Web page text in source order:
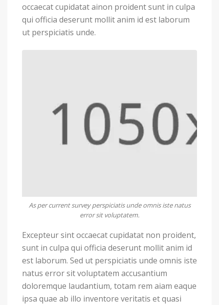
occaecat cupidatat ainon proident sunt in culpa
qui officia deserunt mollit anim id est laborum
ut perspiciatis unde.
As per current survey perspiciatis unde omnis iste natus
error sit voluptatem.
Excepteur sint occaecat cupidatat non proident,
sunt in culpa qui officia deserunt mollit anim id
est laborum. Sed ut perspiciatis unde omnis iste
natus error sit voluptatem accusantium
doloremque laudantium, totam rem aiam eaque
ipsa quae ab illo inventore veritatis et quasi